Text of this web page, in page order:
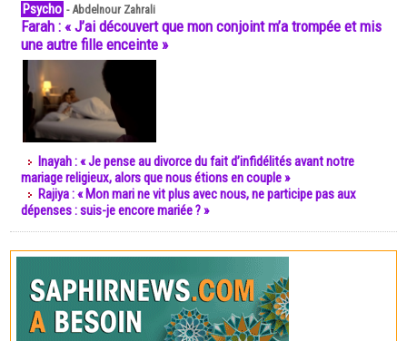
Psycho -Abdelnour Zahrali
Farah : « J’ai découvert que mon conjoint m’a trompée et mis
une autre fille enceinte »
Inayah : « Je pense au divorce du fait d’infidélités avant notre
mariage religieux, alors que nous étions en couple »
Rajiya : « Mon mari ne vit plus avec nous, ne participe pas aux
dépenses : suis-je encore mariée ? »